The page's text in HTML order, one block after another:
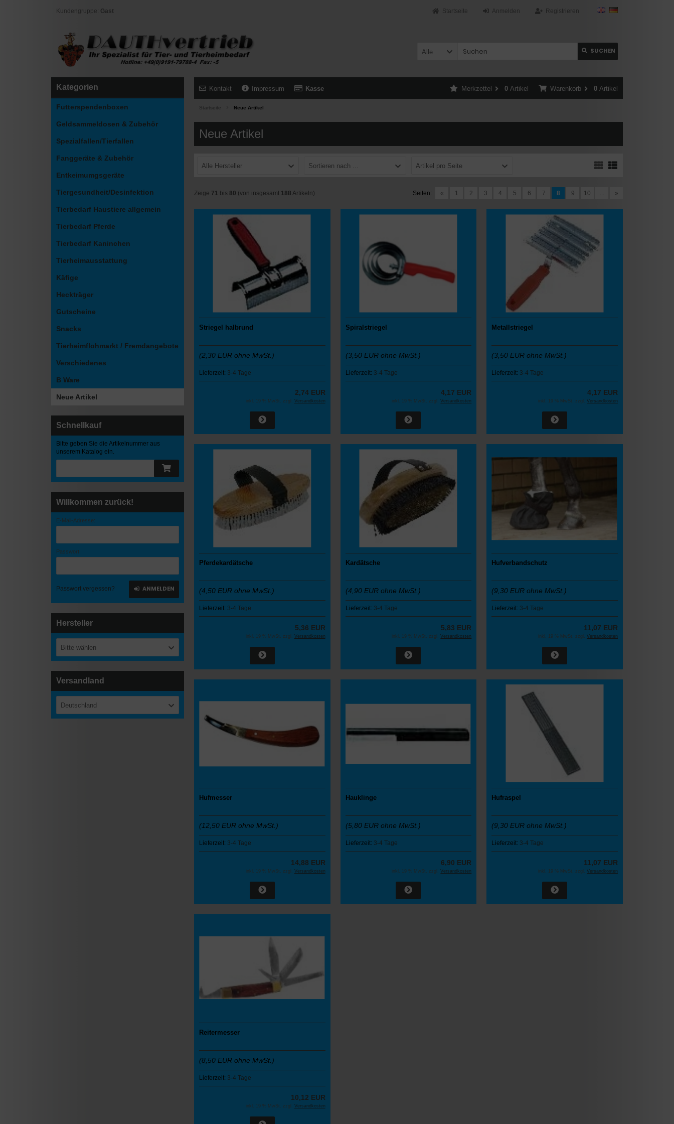
Kundengruppe: Gast Registrieren
Anmelden
Startseite
Alle SUCHEN
Kontakt Impressum Kasse Warenkorb 0 Artikel
Merkzettel 0 Artikel
Startseite Neue Artikel
Neue Artikel
Alle Hersteller Sortieren nach ... Artikel pro Seite
Zeige 71 bis 80 (von insgesamt 188 Artikeln) Seiten: « 1 2 3 4 5 6 7 8 9 10 ... »
Striegel halbrund
(2,30 EUR ohne MwSt.)
Lieferzeit: 3-4 Tage
2,74 EUR
inkl. 19 % MwSt. zzgl. Versandkosten
Spiralstriegel
(3,50 EUR ohne MwSt.)
Lieferzeit: 3-4 Tage
4,17 EUR
inkl. 19 % MwSt. zzgl.Versandkosten
Metallstriegel
(3,50 EUR ohne MwSt.)
Lieferzeit: 3-4 Tage
4,17 EUR
inkl. 19 % MwSt. zzgl. Versandkosten
Pferdekardätsche
(4,50 EUR ohne MwSt.)
Lieferzeit: 3-4 Tage
5,36 EUR
inkl. 19 % MwSt. zzgl. Versandkosten
Kardätsche
(4,90 EUR ohne MwSt.)
Lieferzeit: 3-4 Tage
5,83 EUR
inkl. 19 % MwSt. zzgl.Versandkosten
Hufverbandschutz
(9,30 EUR ohne MwSt.)
Lieferzeit: 3-4 Tage
11,07 EUR
inkl. 19 % MwSt. zzgl. Versandkosten
Hufmesser
(12,50 EUR ohne MwSt.)
Lieferzeit: 3-4 Tage
14,88 EUR
inkl. 19 % MwSt. zzgl. Versandkosten
Hauklinge
(5,80 EUR ohne MwSt.)
Lieferzeit: 3-4 Tage
6,90 EUR
inkl. 19 % MwSt. zzgl.Versandkosten
Hufraspel
(9,30 EUR ohne MwSt.)
Lieferzeit: 3-4 Tage
11,07 EUR
inkl. 19 % MwSt. zzgl. Versandkosten
Reitermesser
(8,50 EUR ohne MwSt.)
Lieferzeit: 3-4 Tage
10,12 EUR
inkl. 19 % MwSt. zzgl. Versandkosten
Kategorien
Futterspendenboxen
Geldsammeldosen & Zubehör
Spezialfallen/Tierfallen
Fanggeräte & Zubehör
Entkeimumgsgeräte
Tiergesundheit/Desinfektion
Tierbedarf Haustiere allgemein
Tierbedarf Pferde
Tierbedarf Kaninchen
Tierheimausstattung
Käfige
Heckträger
Gutscheine
Snacks
Tierheimflohmarkt / Fremdangebote
Verschiedenes
B Ware
Neue Artikel
Schnellkauf
Bitte geben Sie die Artikelnummer aus
unserem Katalog ein.
Willkommen zurück!
E-Mail-Adresse:
Passwort:
Passwort vergessen? ANMELDEN
Hersteller
Bitte wählen
Versandland
Deutschland